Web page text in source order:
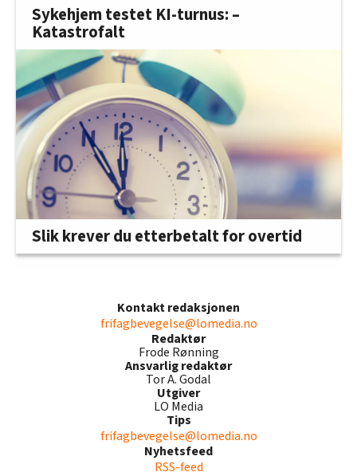
Sykehjem testet KI-turnus: –
Katastrofalt
Slik krever du etterbetalt for overtid
Kontakt redaksjonen
frifagbevegelse@lomedia.no
Redaktør
Frode Rønning
Ansvarlig redaktør
Tor A. Godal
Utgiver
LO Media
Tips
frifagbevegelse@lomedia.no
Nyhetsfeed
RSS-feed